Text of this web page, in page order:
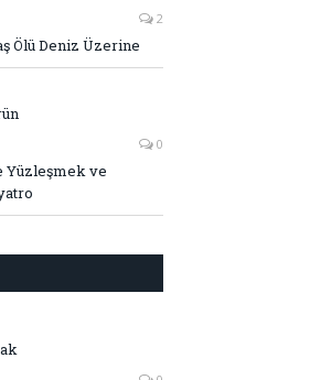
2
Ölü Deniz Üzerine
0
Yüzleşmek ve